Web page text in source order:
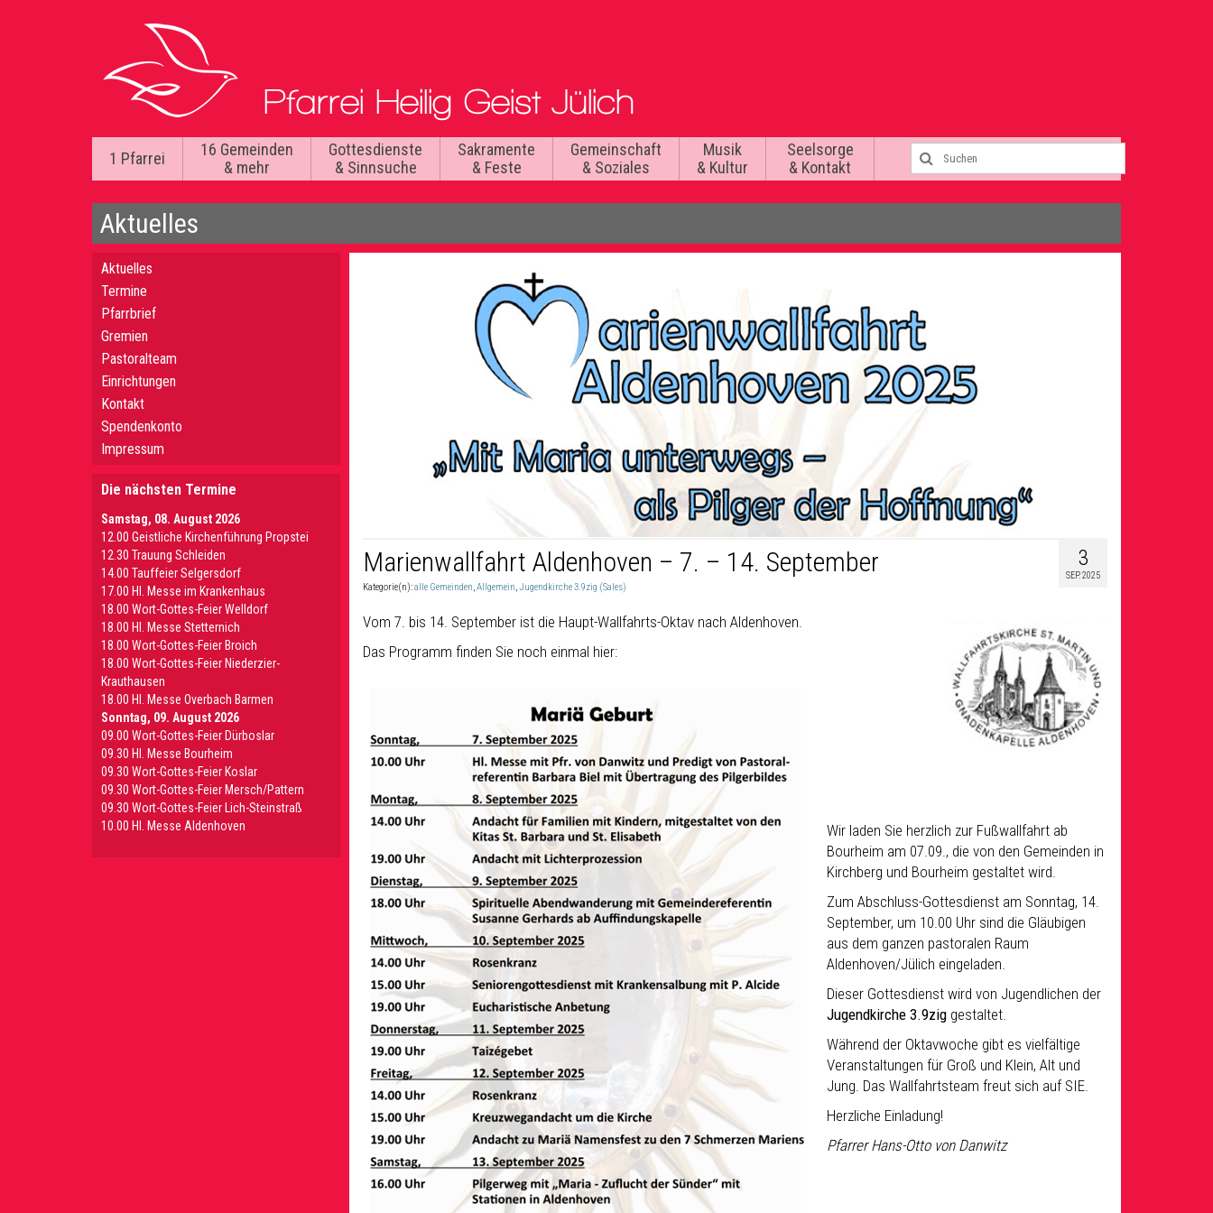
1 Pfarrei
16 Gemeinden
& mehr
Gottesdienste
& Sinnsuche
Sakramente
& Feste
Gemeinschaft
& Soziales
Musik
& Kultur
Seelsorge
& Kontakt
Aktuelles
3
SEP. 2025
Marienwallfahrt Aldenhoven – 7. – 14. September
Kategorie(n):alle Gemeinden,Allgemein,Jugendkirche 3.9zig (Sales)
Vom 7. bis 14. September ist die Haupt-Wallfahrts-Oktav nach Aldenhoven.
Das Programm finden Sie noch einmal hier:
Wir laden Sie herzlich zur Fußwallfahrt ab
Bourheim am 07.09., die von den Gemeinden in
Kirchberg und Bourheim gestaltet wird.
Zum Abschluss-Gottesdienst am Sonntag, 14.
September, um 10.00 Uhr sind die Gläubigen
aus dem ganzen pastoralen Raum
Aldenhoven/Jülich eingeladen.
Dieser Gottesdienst wird von Jugendlichen der
Jugendkirche 3.9zig gestaltet.
Während der Oktavwoche gibt es vielfältige
Veranstaltungen für Groß und Klein, Alt und
Jung. Das Wallfahrtsteam freut sich auf SIE.
Herzliche Einladung!
Pfarrer Hans-Otto von Danwitz
Aktuelles
Termine
Pfarrbrief
Gremien
Pastoralteam
Einrichtungen
Kontakt
Spendenkonto
Impressum
Die nächsten Termine
Samstag, 08. August 2026
12.00 Geistliche Kirchenführung Propstei
12.30 Trauung Schleiden
14.00 Tauffeier Selgersdorf
17.00 Hl. Messe im Krankenhaus
18.00 Wort-Gottes-Feier Welldorf
18.00 Hl. Messe Stetternich
18.00 Wort-Gottes-Feier Broich
18.00 Wort-Gottes-Feier Niederzier-
Krauthausen
18.00 Hl. Messe Overbach Barmen
Sonntag, 09. August 2026
09.00 Wort-Gottes-Feier Dürboslar
09.30 HI. Messe Bourheim
09.30 Wort-Gottes-Feier Koslar
09.30 Wort-Gottes-Feier Mersch/Pattern
09.30 Wort-Gottes-Feier Lich-Steinstraß
10.00 Hl. Messe Aldenhoven